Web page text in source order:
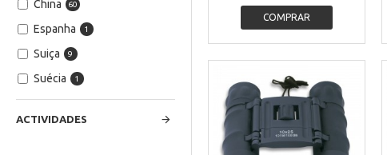
China 60
Espanha 1
Suiça 9
Suécia 1
ACTIVIDADES
COMPRAR